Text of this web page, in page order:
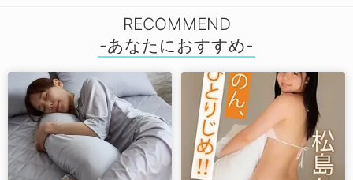
RECOMMEND